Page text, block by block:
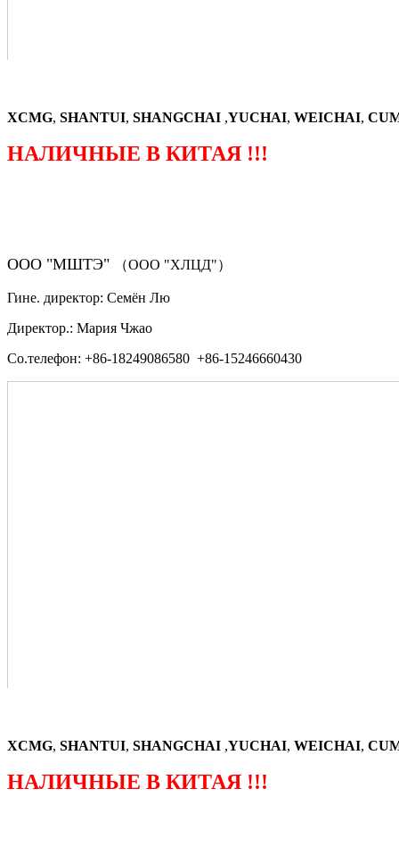
XCMG, SHANTUI, SHANGCHAI ,YUCHAI, WEICHAI,
НАЛИЧНЫЕ В КИТАЯ !!!
ООО "МШТЭ" （ООО "ХЛЦД"）
Гине. директор: Семён Лю
Директор.: Мария Чжао
Со.телефон: +86-18249086580 +86-15246660430
XCMG, SHANTUI, SHANGCHAI ,YUCHAI, WEICHAI,
НАЛИЧНЫЕ В КИТАЯ !!!